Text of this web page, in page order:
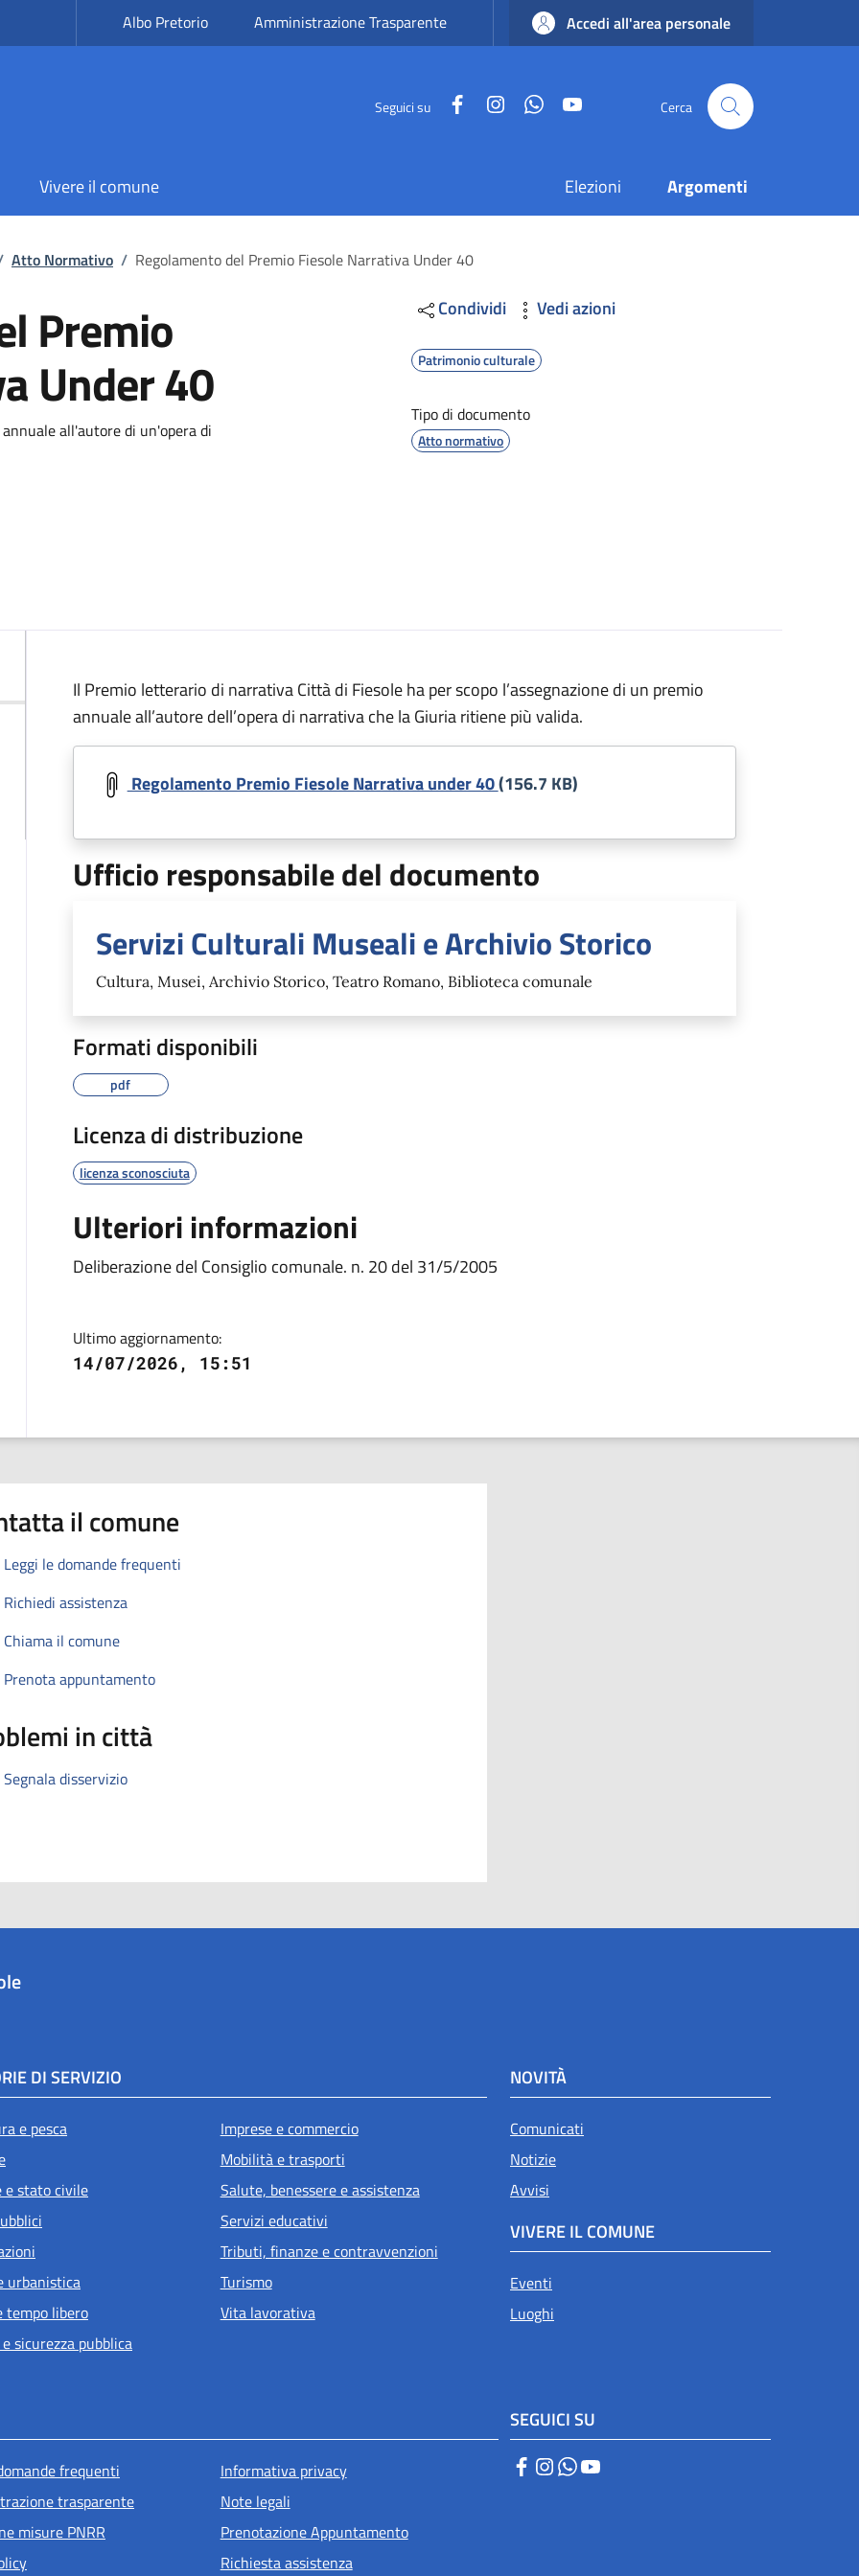
Albo Pretorio Amministrazione Trasparente Accedi all'area personale
Seguici su FacebookInstagramWhatsApp Cerca
Vivere il comune Elezioni Argomenti
Atto Normativo / Regolamento del Premio Fiesole Narrativa Under 40
Premio
Under 40
all'autore di un'opera di
Condividi Vedi azioni
Patrimonio culturale
Tipo di documento
Atto normativo
Descrizione
Il Premio letterario di narrativa Città di Fiesole ha per scopo l’assegnazione di un premio
annuale all’autore dell’opera di narrativa che la Giuria ritiene più valida.
Regolamento Premio Fiesole Narrativa under 40(156.7 KB)
Ufficio responsabile del documento
Servizi Culturali Museali e Archivio Storico
Cultura, Musei, Archivio Storico, Teatro Romano, Biblioteca comunale
Formati disponibili
pdf
Licenza di distribuzione
licenza sconosciuta
Ulteriori informazioni
Deliberazione del Consiglio comunale. n. 20 del 31/5/2005
Ultimo aggiornamento:
14/07/2026, 15:51
il comune
Leggi le domande frequenti
Richiedi assistenza
Chiama il comune
Prenota appuntamento
in città
Segnala disservizio
DI SERVIZIO
e pesca
e stato civile
urbanistica
tempo libero
sicurezza pubblica
Imprese e commercio
Mobilità e trasporti
Salute, benessere e assistenza
Servizi educativi
Tributi, finanze e contravvenzioni
Turismo
Vita lavorativa
NOVITÀ
Comunicati
Notizie
Avvisi
VIVERE IL COMUNE
Eventi
Luoghi
piè di pagina
frequenti
trasparente
misure PNRR
Informativa privacy
Note legali
Prenotazione Appuntamento
Richiesta assistenza
SEGUICI SU
Facebook
Instagram
WhatsApp